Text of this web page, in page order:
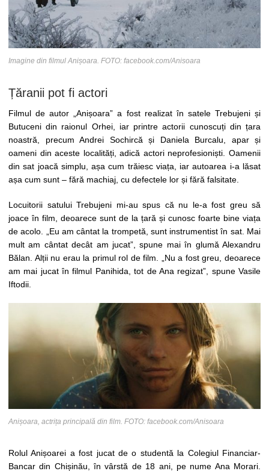
Imagine din filmul Anișoara. FOTO: facebook.com/Anisoara
Țăranii pot fi actori
Filmul de autor „Anișoara” a fost realizat în satele Trebujeni și
Butuceni din raionul Orhei, iar printre actorii cunoscuți din țara
noastră, precum Andrei Sochircă și Daniela Burcalu, apar și
oameni din aceste localități, adică actori neprofesioniști. Oamenii
din sat joacă simplu, așa cum trăiesc viața, iar autoarea i-a lăsat
așa cum sunt – fără machiaj, cu defectele lor și fără falsitate.
Locuitorii satului Trebujeni mi-au spus că nu le-a fost greu să
joace în film, deoarece sunt de la țară și cunosc foarte bine viața
de acolo. „Eu am cântat la trompetă, sunt instrumentist în sat. Mai
mult am cântat decât am jucat”, spune mai în glumă Alexandru
Bălan. Alții nu erau la primul rol de film. „Nu a fost greu, deoarece
am mai jucat în filmul Panihida, tot de Ana regizat”, spune Vasile
Iftodii.
Anișoara, actrița principală din film. FOTO: facebook.com/Anisoara
Rolul Anișoarei a fost jucat de o studentă la Colegiul Financiar-
Bancar din Chișinău, în vârstă de 18 ani, pe nume Ana Morari.